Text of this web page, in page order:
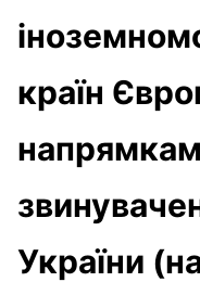
країн
України